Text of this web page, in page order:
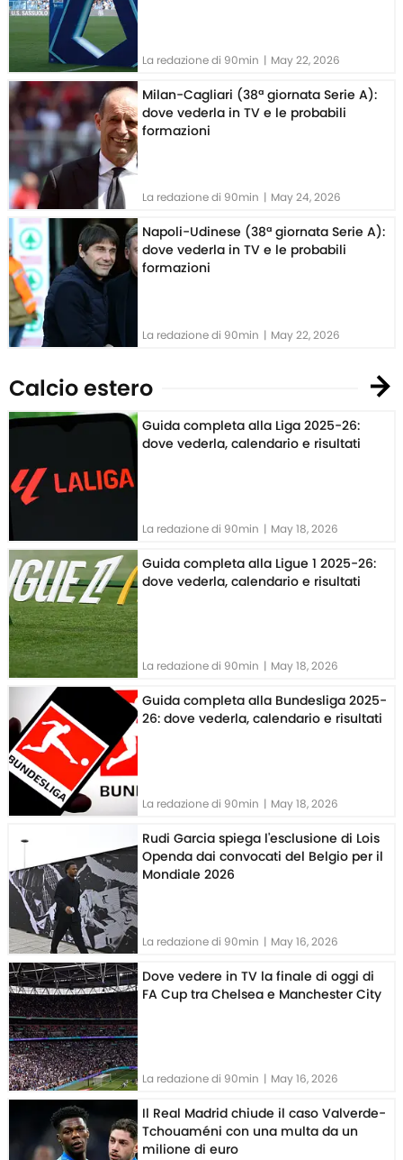
La redazione di 90min | May 22, 2026
Milan-Cagliari (38ª giornata Serie A):
dove vederla in TV e le probabili
formazioni
La redazione di 90min | May 24, 2026
Napoli-Udinese (38ª giornata Serie A):
dove vederla in TV e le probabili
formazioni
La redazione di 90min | May 22, 2026
Calcio estero
Guida completa alla Liga 2025-26:
dove vederla, calendario e risultati
La redazione di 90min | May 18, 2026
Guida completa alla Ligue 1 2025-26:
dove vederla, calendario e risultati
La redazione di 90min | May 18, 2026
Guida completa alla Bundesliga 2025-
26: dove vederla, calendario e risultati
La redazione di 90min | May 18, 2026
Rudi Garcia spiega l'esclusione di Lois
Openda dai convocati del Belgio per il
Mondiale 2026
La redazione di 90min | May 16, 2026
Dove vedere in TV la finale di oggi di
FA Cup tra Chelsea e Manchester City
La redazione di 90min | May 16, 2026
Il Real Madrid chiude il caso Valverde-
Tchouaméni con una multa da un
milione di euro